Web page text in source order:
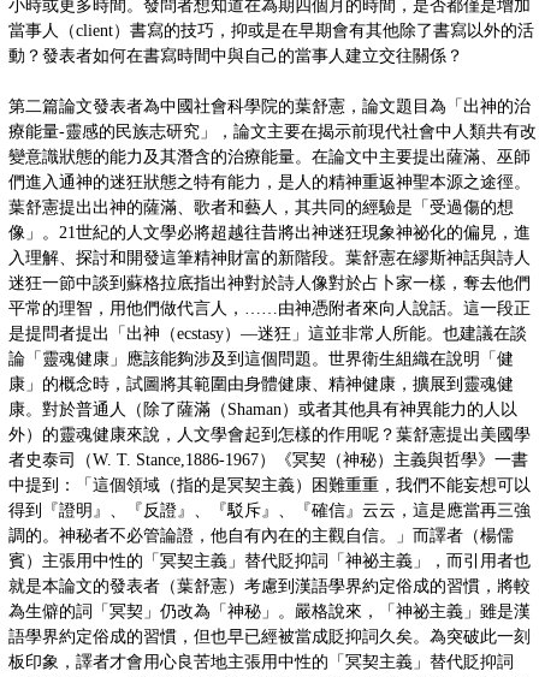
小時或更多時間。發問者想知道在為期四個月的時間，是否都僅是增加
當事人（client）書寫的技巧，抑或是在早期會有其他除了書寫以外的活
動？發表者如何在書寫時間中與自己的當事人建立交往關係？
第二篇論文發表者為中國社會科學院的葉舒憲，論文題目為「出神的治
療能量-靈感的民族志研究」，論文主要在揭示前現代社會中人類共有改
變意識狀態的能力及其潛含的治療能量。在論文中主要提出薩滿、巫師
們進入通神的迷狂狀態之特有能力，是人的精神重返神聖本源之途徑。
葉舒憲提出出神的薩滿、歌者和藝人，其共同的經驗是「受過傷的想
像」。21世紀的人文學必將超越往昔將出神迷狂現象神祕化的偏見，進
入理解、探討和開發這筆精神財富的新階段。葉舒憲在繆斯神話與詩人
迷狂一節中談到蘇格拉底指出神對於詩人像對於占卜家一樣，奪去他們
平常的理智，用他們做代言人，……由神憑附者來向人說話。這一段正
是提問者提出「出神（ecstasy）—迷狂」這並非常人所能。也建議在談
論「靈魂健康」應該能夠涉及到這個問題。世界衛生組織在說明「健
康」的概念時，試圖將其範圍由身體健康、精神健康，擴展到靈魂健
康。對於普通人（除了薩滿（Shaman）或者其他具有神異能力的人以
外）的靈魂健康來說，人文學會起到怎樣的作用呢？葉舒憲提出美國學
者史泰司（W. T. Stance,1886-1967）《冥契（神秘）主義與哲學》一書
中提到：「這個領域（指的是冥契主義）困難重重，我們不能妄想可以
得到『證明』、『反證』、『駁斥』、『確信』云云，這是應當再三強
調的。神秘者不必管論證，他自有內在的主觀自信。」而譯者（楊儒
賓）主張用中性的「冥契主義」替代貶抑詞「神祕主義」，而引用者也
就是本論文的發表者（葉舒憲）考慮到漢語學界約定俗成的習慣，將較
為生僻的詞「冥契」仍改為「神秘」。嚴格說來，「神祕主義」雖是漢
語學界約定俗成的習慣，但也早已經被當成貶抑詞久矣。為突破此一刻
板印象，譯者才會用心良苦地主張用中性的「冥契主義」替代貶抑詞